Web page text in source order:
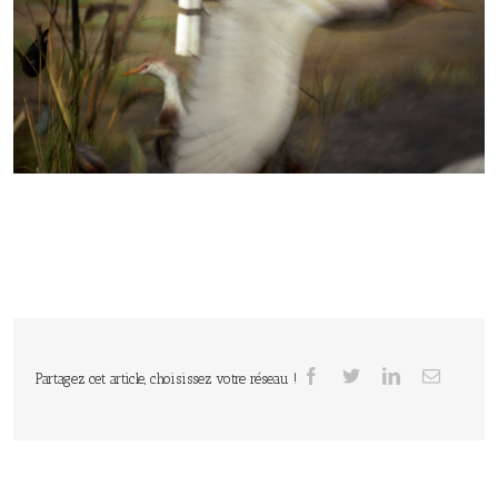
Partagez cet article, choisissez votre réseau !